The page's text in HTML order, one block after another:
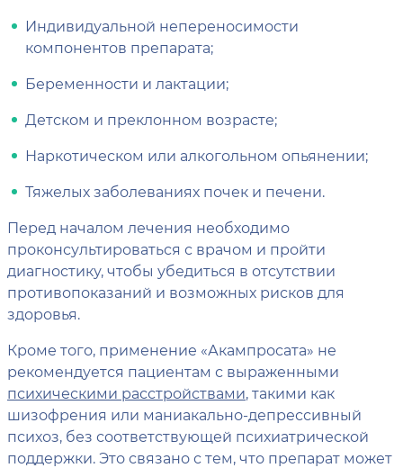
Индивидуальной непереносимости
компонентов препарата;
Беременности и лактации;
Детском и преклонном возрасте;
Наркотическом или алкогольном опьянении;
Тяжелых заболеваниях почек и печени.
Перед началом лечения необходимо
проконсультироваться с врачом и пройти
диагностику, чтобы убедиться в отсутствии
противопоказаний и возможных рисков для
здоровья.
Кроме того, применение «Акампросата» не
рекомендуется пациентам с выраженными
психическими расстройствами, такими как
шизофрения или маниакально-депрессивный
психоз, без соответствующей психиатрической
поддержки. Это связано с тем, что препарат может